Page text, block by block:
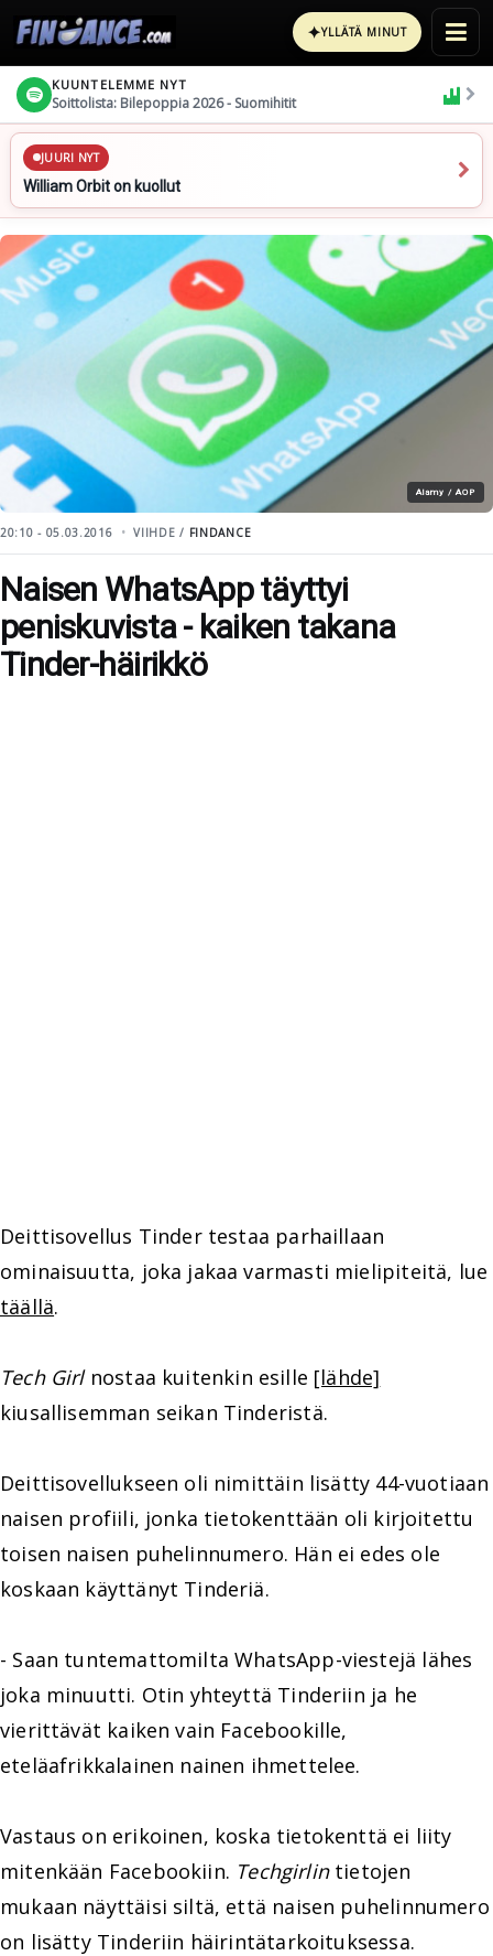
✦YLLÄTÄ MINUT
KUUNTELEMME NYT
Soittolista: Bilepoppia 2026 - Suomihitit
JUURI NYT
William Orbit on kuollut
Alamy / AOP
20:10 - 05.03.2016 VIIHDE / FINDANCE
Naisen WhatsApp täyttyi
peniskuvista - kaiken takana
Tinder-häirikkö
Deittisovellus Tinder testaa parhaillaan
ominaisuutta, joka jakaa varmasti mielipiteitä, lue
täällä.
Tech Girlnostaa kuitenkin esille [lähde]
kiusallisemman seikan Tinderistä.
Deittisovellukseen oli nimittäin lisätty 44-vuotiaan
naisen profiili, jonka tietokenttään oli kirjoitettu
toisen naisen puhelinnumero. Hän ei edes ole
koskaan käyttänyt Tinderiä.
- Saan tuntemattomilta WhatsApp-viestejä lähes
joka minuutti. Otin yhteyttä Tinderiin ja he
vierittävät kaiken vain Facebookille,
eteläafrikkalainen nainen ihmettelee.
Vastaus on erikoinen, koska tietokenttä ei liity
mitenkään Facebookiin. Techgirlintietojen
mukaan näyttäisi siltä, että naisen puhelinnumero
on lisätty Tinderiin häirintätarkoituksessa.